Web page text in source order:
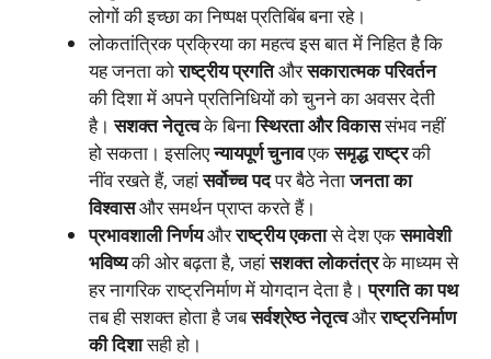
लोगों की इच्छा का निष्पक्ष प्रतिबिंब बना रहे।
लोकतांत्रिक प्रक्रिया का महत्व इस बात में निहित है कि
यह जनता कोराष्ट्रीय प्रगतिऔरसकारात्मक परिवर्तन
की दिशा में अपने प्रतिनिधियों को चुनने का अवसर देती
है।सशक्त नेतृत्वके बिनास्थिरता और विकाससंभव नहीं
हो सकता। इसलिएन्यायपूर्ण चुनावएकसमृद्ध राष्ट्रकी
नींव रखते हैं, जहांसर्वोच्च पदपर बैठे नेताजनता का
विश्वासऔर समर्थन प्राप्त करते हैं।
प्रभावशाली निर्णयऔरराष्ट्रीय एकतासे देश एकसमावेशी
भविष्यकी ओर बढ़ता है, जहांसशक्त लोकतंत्रके माध्यम से
हर नागरिक राष्ट्रनिर्माण में योगदान देता है।प्रगति का पथ
तब ही सशक्त होता है जबसर्वश्रेष्ठ नेतृत्वऔरराष्ट्रनिर्माण
की दिशासही हो।